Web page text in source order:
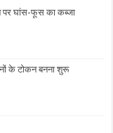
पर घांस-फूस का कब्जा
के टोकन बनना शुरू